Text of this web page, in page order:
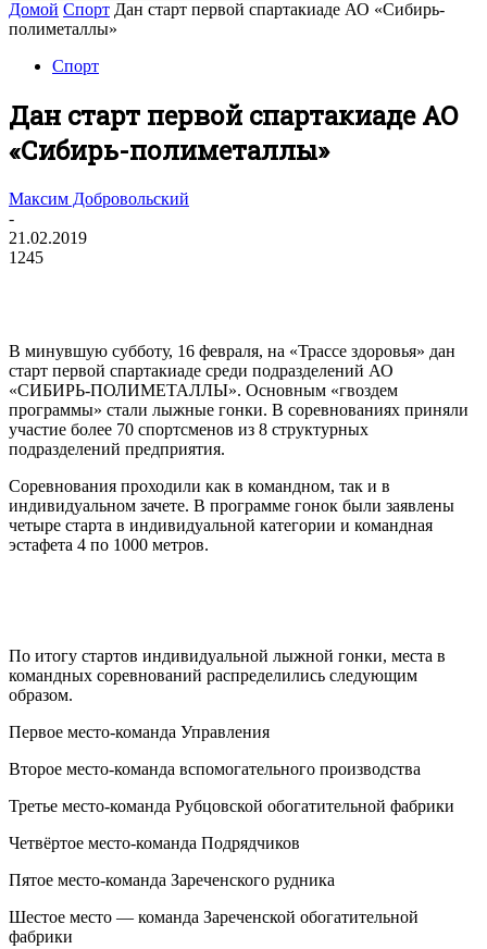
Домой Спорт Дан старт первой спартакиаде АО «Сибирь-
полиметаллы»
Спорт
Дан старт первой спартакиаде АО
«Сибирь-полиметаллы»
Максим Добровольский
-
21.02.2019
1245
В минувшую субботу, 16 февраля, на «Трассе здоровья» дан
старт первой спартакиаде среди подразделений АО
«СИБИРЬ-ПОЛИМЕТАЛЛЫ». Основным «гвоздем
программы» стали лыжные гонки. В соревнованиях приняли
участие более 70 спортсменов из 8 структурных
подразделений предприятия.
Соревнования проходили как в командном, так и в
индивидуальном зачете. В программе гонок были заявлены
четыре старта в индивидуальной категории и командная
эстафета 4 по 1000 метров.
По итогу стартов индивидуальной лыжной гонки, места в
командных соревнований распределились следующим
образом.
Первое место-команда Управления
Второе место-команда вспомогательного производства
Третье место-команда Рубцовской обогатительной фабрики
Четвёртое место-команда Подрядчиков
Пятое место-команда Зареченского рудника
Шестое место — команда Зареченской обогатительной
фабрики